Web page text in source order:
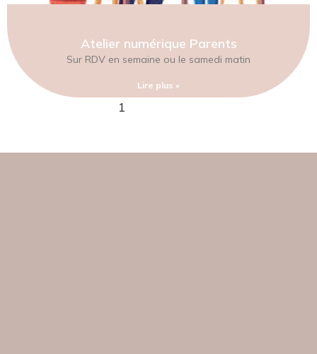
Atelier numérique Parents
Sur RDV en semaine ou le samedi matin
Lire plus »
1